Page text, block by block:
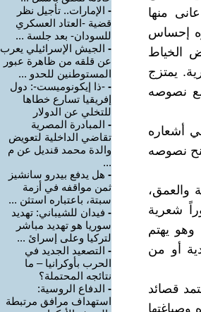
منها
إحساس
الخياط
يمتزج
نصوصه
أشعاره
نصوصه
والعمق،
شعرية
وهو يهتم
أو من
قصائد
- الإمارات.. تأجيل نظر
قضية -العتاد العسكري
للسودان- بعد جلسة ...
- الجيش الإسرائيلي يعرب
عن قلقه من ظاهرة عبور
المستوطنين للحدو ...
- -ذا إيكونوميست-: دول
إفريقيا تسارع خطاها
للتخلي عن الدولار
- المبادرة المصرية
تقاضي الداخلية لتعويض
والدة محمد قنديل عن م
...
- هل يدفع بيدرو سانشيز
ثمن مواقفه في أزمة
سبتة، باعتباره استثن ...
- فيدان للشيباني: تهديد
سوريا هو تهديد مباشر
لتركيا وعلى إسرائ ...
- التصعيد الجديد في
الحرب بأوكرانيا – ما
نتائجه المحتملة؟
- الدفاع الروسية:
استهداف مرافق مرتبطة